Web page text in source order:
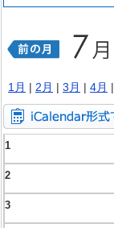
1月 | 2月 | 3月 | 4月 |
1
2
3